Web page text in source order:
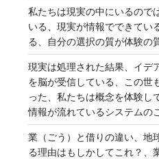
私たちは現実の中にいるので
いる、現実が情報でできてい
る、自分の選択の質が体験の
現実は処理された結果、イデ
を脳が受信している、この世
った、私たちは概念を体験し
情報が流れているシステムの
業（ごう）と借りの違い、地
る理由はもしかしてこれ？、